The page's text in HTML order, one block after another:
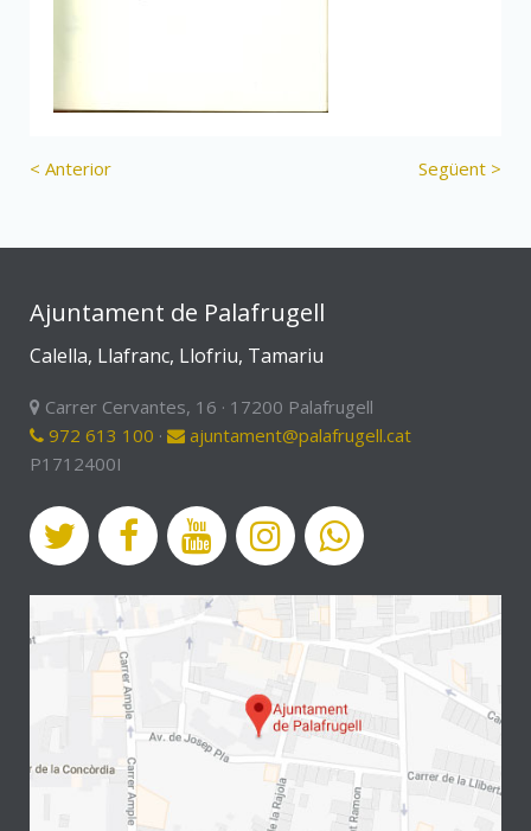
< Anterior Següent >
Ajuntament de Palafrugell
Calella, Llafranc, Llofriu, Tamariu
Carrer Cervantes, 16 · 17200 Palafrugell
972 613 100 ·
ajuntament@palafrugell.cat
P1712400I